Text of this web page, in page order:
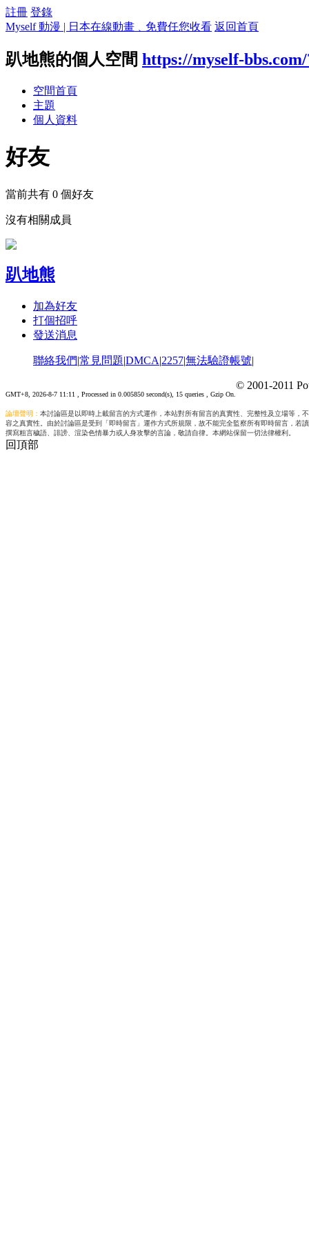
註冊 登錄
Myself 動漫 | 日本在線動畫﹑免費任您收看 返回首頁
趴地熊的個人空間 https://myself-bbs.com/
空間首頁
主題
個人資料
好友
當前共有 0 個好友
沒有相關成員
趴地熊
加為好友
打個招呼
發送消息
聯絡我們|常見問題|DMCA|2257|無法驗證帳號|
GMT+8, 2026-8-7 11:11 , Processed in 0.005850 second(s), 15 queries , Gzip On.
© 2001-2011
論壇聲明： 本討論區是以即時上載留言的方式運作，本站對所有留言的真實性、完整性及立場等
容之真實性。由於討論區是受到「即時留言」運作方式所規限，故不能完全監察所有即時留言，
撰寫粗言穢語、誹謗、渲染色情暴力或人身攻擊的言論，敬請自律。本網站保留一切法律權利。
回頂部